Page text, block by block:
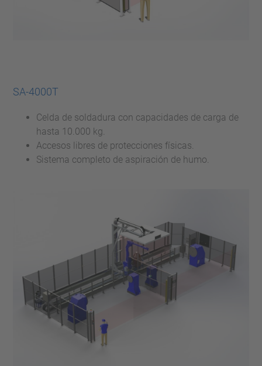
SA-4000T
Celda de soldadura con capacidades de carga de
hasta 10.000 kg.
Accesos libres de protecciones físicas.
Sistema completo de aspiración de humo.